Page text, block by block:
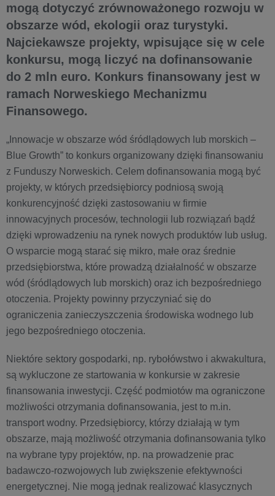
mogą dotyczyć zrównoważonego rozwoju w
obszarze wód, ekologii oraz turystyki.
Najciekawsze projekty, wpisujące się w cele
konkursu, mogą liczyć na dofinansowanie
do 2 mln euro. Konkurs finansowany jest w
ramach Norweskiego Mechanizmu
Finansowego.
„Innowacje w obszarze wód śródlądowych lub morskich –
Blue Growth” to konkurs organizowany dzięki finansowaniu
z Funduszy Norweskich. Celem dofinansowania mogą być
projekty, w których przedsiębiorcy podniosą swoją
konkurencyjność dzięki zastosowaniu w firmie
innowacyjnych procesów, technologii lub rozwiązań bądź
dzięki wprowadzeniu na rynek nowych produktów lub usług.
O wsparcie mogą starać się mikro, małe oraz średnie
przedsiębiorstwa, które prowadzą działalność w obszarze
wód (śródlądowych lub morskich) oraz ich bezpośredniego
otoczenia. Projekty powinny przyczyniać się do
ograniczenia zanieczyszczenia środowiska wodnego lub
jego bezpośredniego otoczenia.
Niektóre sektory gospodarki, np. rybołówstwo i akwakultura,
są wykluczone ze startowania w konkursie w zakresie
finansowania inwestycji. Część podmiotów ma ograniczone
możliwości otrzymania dofinansowania, jest to m.in.
transport wodny. Przedsiębiorcy, którzy działają w tym
obszarze, mają możliwość otrzymania dofinansowania tylko
na wybrane typy projektów, np. na prowadzenie prac
badawczo-rozwojowych lub zwiększenie efektywności
energetycznej. Nie mogą jednak realizować klasycznych